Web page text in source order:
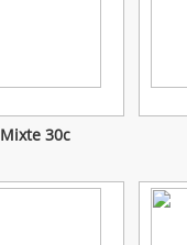
Mixte 30c